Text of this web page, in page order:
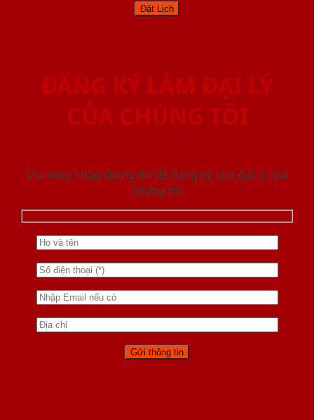
ĐĂNG KÝ LÀM ĐẠI LÝ
CỦA CHÚNG TÔI
Vui lòng nhập thông tin để đăng ký làm đại lý của
chúng tôi